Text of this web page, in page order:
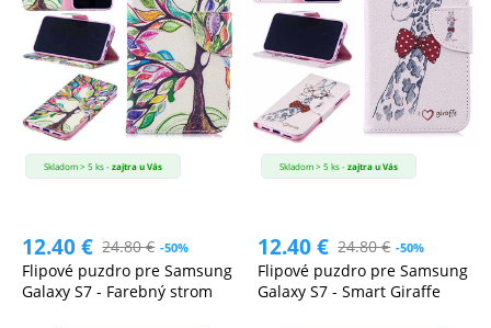
Skladom > 5 ks -zajtra u Vás
12.40€ 24.80€ -50%
Flipové puzdro pre Samsung
Galaxy S7 - Farebný strom
Skladom > 5 ks -zajtra u Vás
12.40€ 24.80€ -50%
Flipové puzdro pre Samsung
Galaxy S7 - Smart Giraffe